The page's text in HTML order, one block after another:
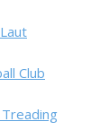
Club